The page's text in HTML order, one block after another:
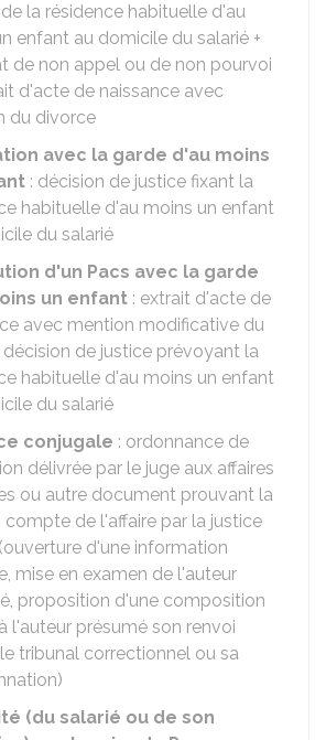
la résidence habituelle d'au
enfant au domicile du salarié +
de non appel ou de non pourvoi
d'acte de naissance avec
du divorce
avec la garde d'au moins
: décision de justice fixant la
habituelle d'au moins un enfant
du salarié
d'un Pacs avec la garde
un enfant : extrait d'acte de
avec mention modificative du
décision de justice prévoyant la
habituelle d'au moins un enfant
du salarié
conjugale : ordonnance de
délivrée par le juge aux affaires
ou autre document prouvant la
compte de l'affaire par la justice
d'une information
mise en examen de l'auteur
proposition d'une composition
l'auteur présumé son renvoi
tribunal correctionnel ou sa
(du salarié ou de son